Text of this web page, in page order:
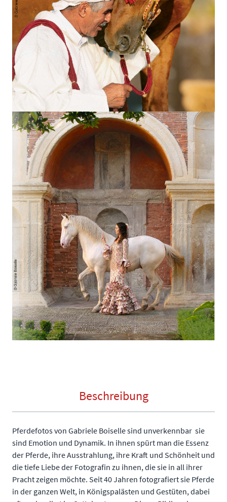
Beschreibung
Pferdefotos von Gabriele Boiselle sind unverkennbar  sie
sind Emotion und Dynamik. In ihnen spürt man die Essenz
der Pferde, ihre Ausstrahlung, ihre Kraft und Schönheit und
die tiefe Liebe der Fotografin zu ihnen, die sie in all ihrer
Pracht zeigen möchte. Seit 40 Jahren fotografiert sie Pferde
in der ganzen Welt, in Königspalästen und Gestüten, dabei